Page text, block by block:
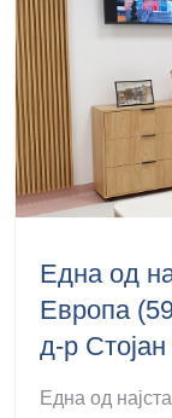
Една од
Европа
д-р
Една од